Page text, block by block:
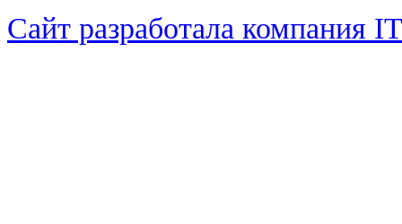
Сайт разработала компания